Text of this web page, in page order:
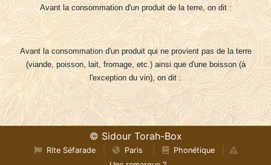
Avant la consommation d'un produit de la terre, on dit :
Avant la consommation d'un produit qui ne provient pas de la terre
(viande, poisson, lait, fromage, etc.) ainsi que d'une boisson (à
l'exception du vin), on dit :
© Sidour Torah-Box
Rite Séfarade Paris Phonétique